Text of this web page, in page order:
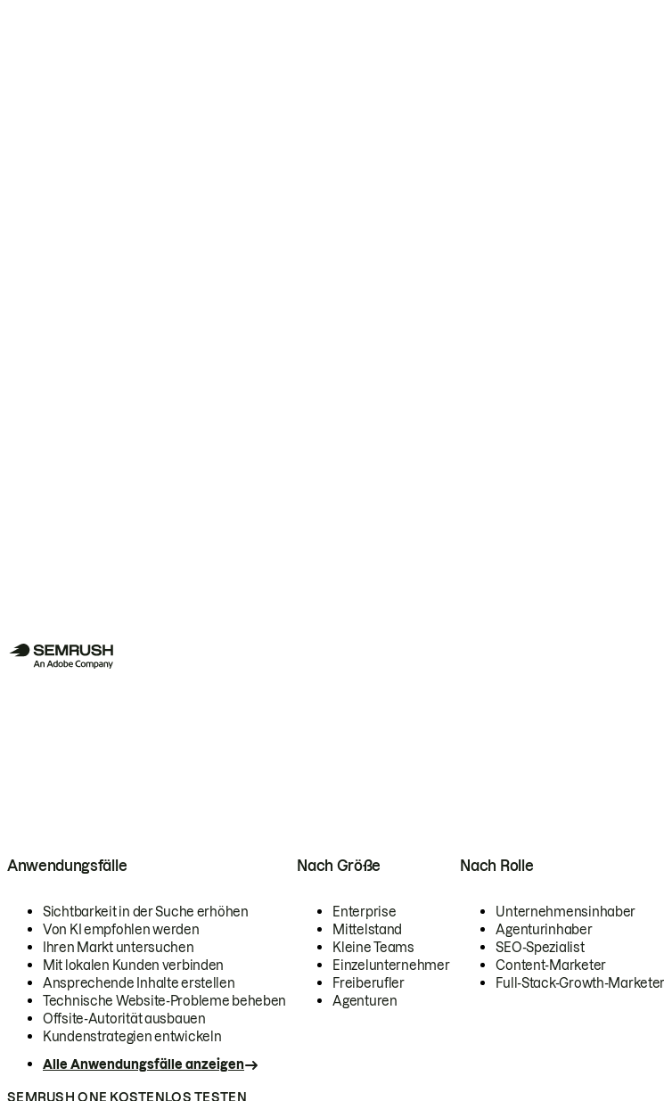
Anwendungsfälle
Sichtbarkeit in der Suche erhöhen
Von KI empfohlen werden
Ihren Markt untersuchen
Mit lokalen Kunden verbinden
Ansprechende Inhalte erstellen
Technische Website-Probleme beheben
Offsite-Autorität ausbauen
Kundenstrategien entwickeln
Alle Anwendungsfälle anzeigen
Nach Größe
Enterprise
Mittelstand
Kleine Teams
Einzelunternehmer
Freiberufler
Agenturen
Nach Rolle
Unternehmensinhaber
Agenturinhaber
SEO-Spezialist
Content-Marketer
Full-Stack-Growth-Marketer
SEMRUSH ONE KOSTENLOS TESTEN